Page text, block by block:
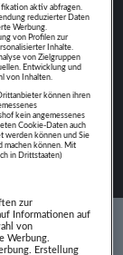
aktiv abfragen.
reduzierter Daten
Werbung.
von Profilen zur
Inhalte.
von Zielgruppen
Entwicklung und
von Inhalten.
können ihren
kein angemessenes
Cookie-Daten auch
werden können und Sie
machen können. Mit
in Drittstaaten)
zur
Informationen auf
von
Werbung.
Erstellung